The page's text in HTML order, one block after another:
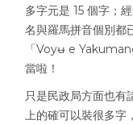
多字元是 15 個字；
名與羅馬拼音個別都
「Voyʉ e
當啦！
只是民政局方面也有
上的確可以裝很多字